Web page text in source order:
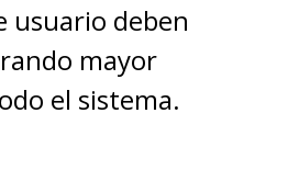
usuario deben
mayor
el sistema.